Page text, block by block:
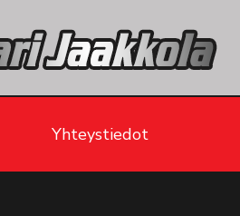
Yhteystiedot